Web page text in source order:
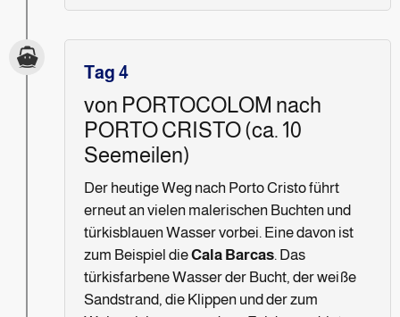
Tag 4
von PORTOCOLOM nach
PORTO CRISTO (ca. 10
Seemeilen)
Der heutige Weg nach Porto Cristo führt
erneut an vielen malerischen Buchten und
türkisblauen Wasser vorbei. Eine davon ist
zum Beispiel dieCala Barcas. Das
türkisfarbene Wasser der Bucht, der weiße
Sandstrand, die Klippen und der zum